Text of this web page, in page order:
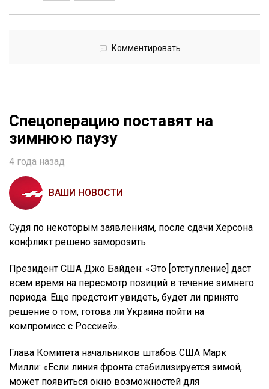
Комментировать
Спецоперацию поставят на
зимнюю паузу
4 года назад
ВАШИ НОВОСТИ
Судя по некоторым заявлениям, после сдачи Херсона
конфликт решено заморозить.
Президент США Джо Байден: «Это [отступление] даст
всем время на пересмотр позиций в течение зимнего
периода. Еще предстоит увидеть, будет ли принято
решение о том, готова ли Украина пойти на
компромисс с Россией».
Глава Комитета начальников штабов США Марк
Милли: «Если линия фронта стабилизируется зимой,
может появиться окно возможностей для